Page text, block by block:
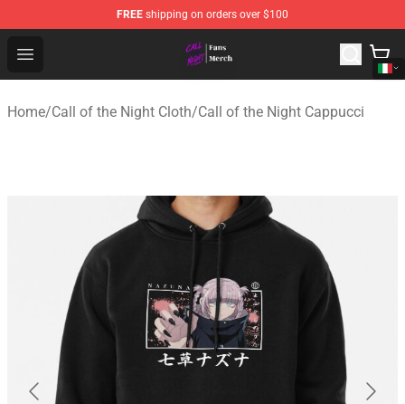
FREE shipping on orders over $100
Open menu
Call of the Night Store - Official Call of the Night
Home/Call of the Night Cloth/Call of the Night Cappucci